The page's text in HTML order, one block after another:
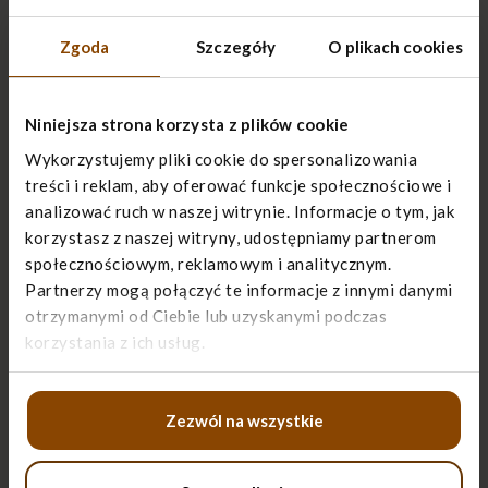
Zgoda Szczegóły O plikach cookies
Niniejsza strona korzysta z plików cookie
Wykorzystujemy pliki cookie do spersonalizowania
treści i reklam, aby oferować funkcje społecznościowe i
analizować ruch w naszej witrynie. Informacje o tym, jak
korzystasz z naszej witryny, udostępniamy partnerom
społecznościowym, reklamowym i analitycznym.
Partnerzy mogą połączyć te informacje z innymi danymi
otrzymanymi od Ciebie lub uzyskanymi podczas
korzystania z ich usług.
Zezwól na wszystkie
Należy poinformować lekarza (lekarza POZ,
lekarza opieki hospicyjnej) o
zaobserwowanych objawach. Jeśli zgon
nastąpi w weekend lub nie mamy dostępu
do lekarza należy wezwać
Pogotowie Ratunkowe.
zgonu, wystawiadokument
potwierdzający śmierć.